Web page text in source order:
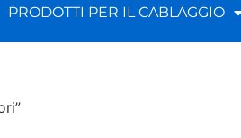
PRODOTTI PER IL CABLAGGIO